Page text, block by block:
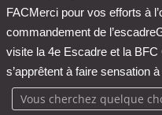
FACMerci pour vos efforts à
commandement de l’escadre
visite la 4e Escadre et la BFC
s’apprêtent à faire sensation